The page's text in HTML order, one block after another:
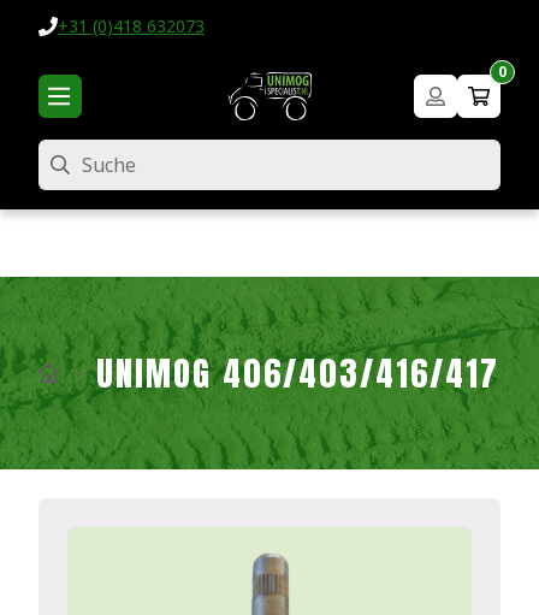
+31 (0)418 632073
0
Suche
UNIMOG 406/403/416/417